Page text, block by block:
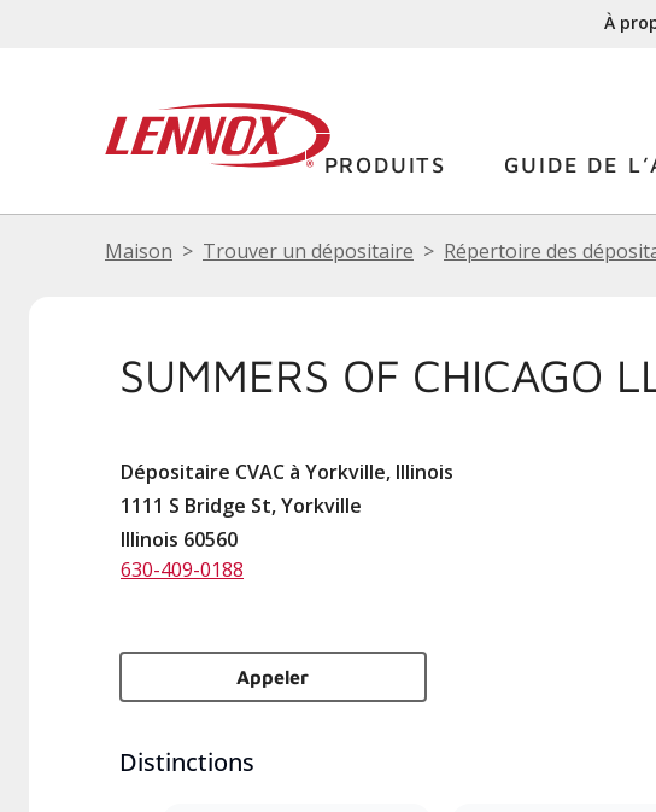
À
PRODUITS GUIDE DE
Maison Trouver un dépositaire Répertoire des
SUMMERS OF CHICAGO
Dépositaire CVAC à Yorkville, Illinois
1111 S Bridge St, Yorkville
Illinois 60560
630-409-0188
Appeler
Distinctions